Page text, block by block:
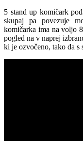
5 stand up komičark
skupaj pa povezuje
komičarka ima na voljo
pogled na v naprej
ki je ozvočeno, tako da s